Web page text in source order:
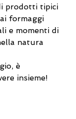
prodotti tipici
formaggi
e momenti di
natura
è
insieme!